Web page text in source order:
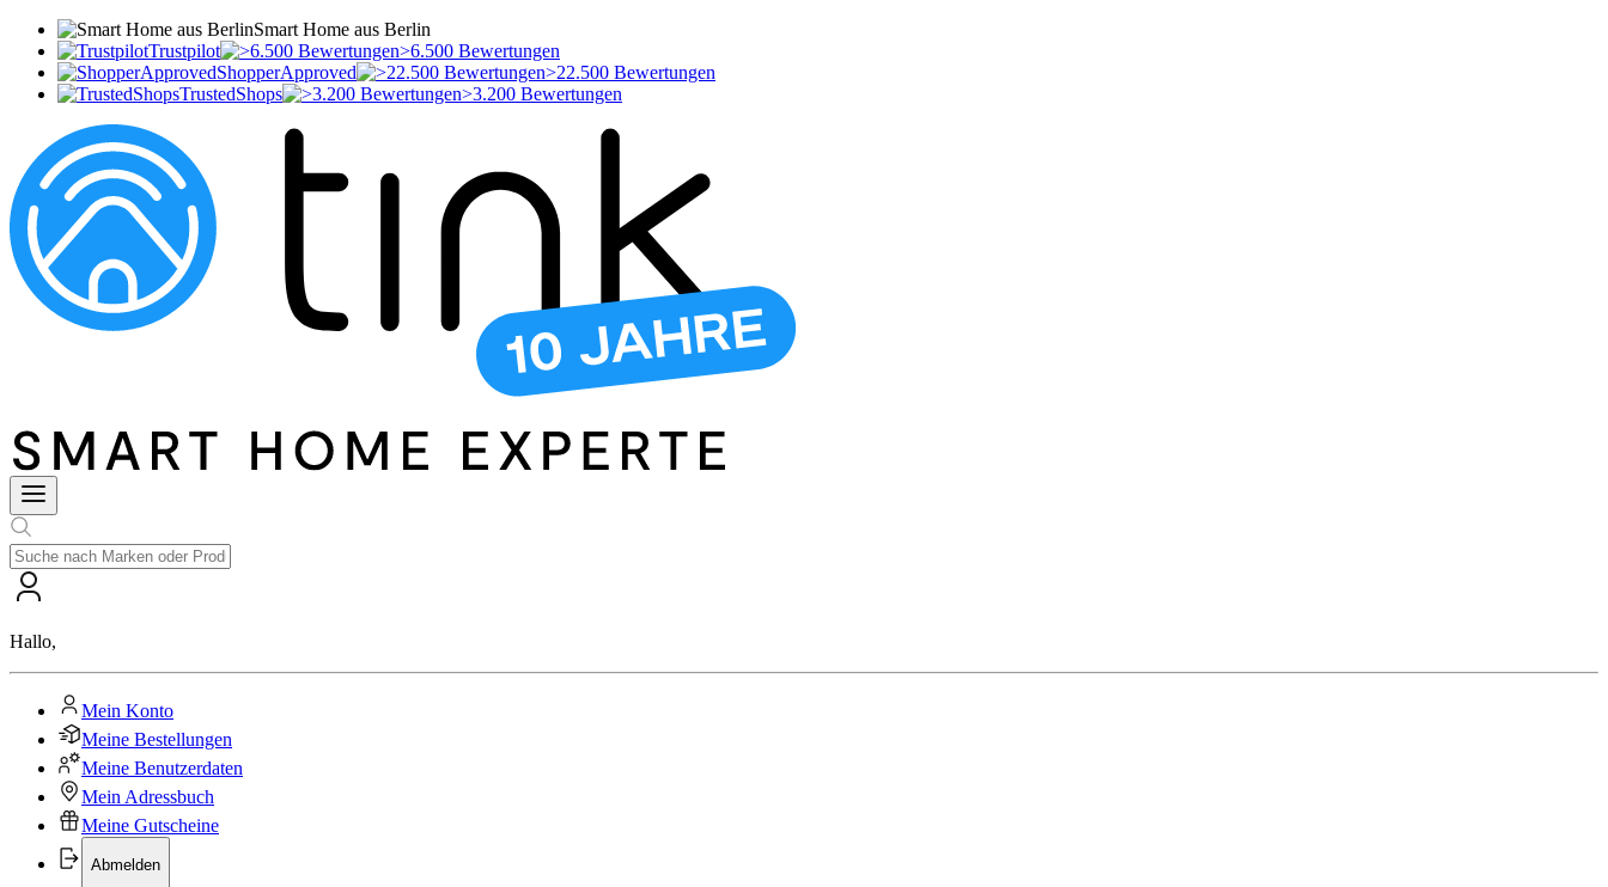
Smart Home aus Berlin
Trustpilot
>6.500 Bewertungen
ShopperApproved
>22.500 Bewertungen
TrustedShops
>3.200 Bewertungen
Hallo,
Mein Konto
Meine Bestellungen
Meine Benutzerdaten
Mein Adressbuch
Meine Gutscheine
Abmelden